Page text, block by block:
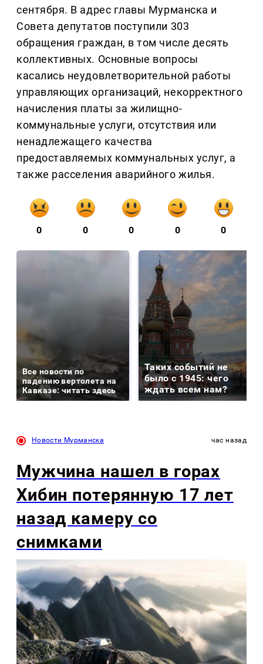
сентября. В адрес главы Мурманска и
Совета депутатов поступили 303
обращения граждан, в том числе десять
коллективных. Основные вопросы
касались неудовлетворительной работы
управляющих организаций, некорректного
начисления платы за жилищно-
коммунальные услуги, отсутствия или
ненадлежащего качества
предоставляемых коммунальных услуг, а
также расселения аварийного жилья.
0 0 0 0 0
Все новости по
падению вертолета на
Кавказе: читать здесь
Таких событий не
было с 1945: чего
ждать всем нам?
Новости Мурманска час назад
Мужчина нашел в горах
Хибин потерянную 17 лет
назад камеру со
снимками